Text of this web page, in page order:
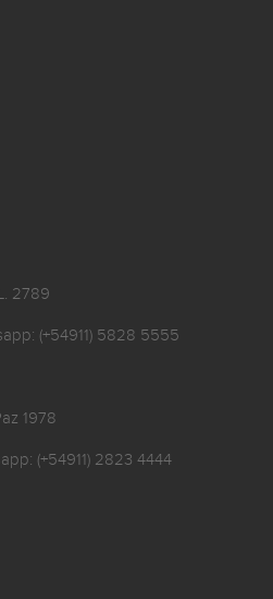
2789
(+54911) 5828 5555
1978
(+54911) 2823 4444